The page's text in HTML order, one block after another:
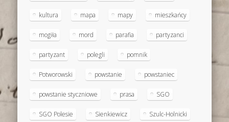
kultura mapa mapy mieszkańcy
mogiła mord parafia partyzanci
partyzant polegli pomnik
Potworowski powstanie powstaniec
powstanie styczniowe prasa SGO
SGO Polesie Sienkiewicz Szulc-Holnicki